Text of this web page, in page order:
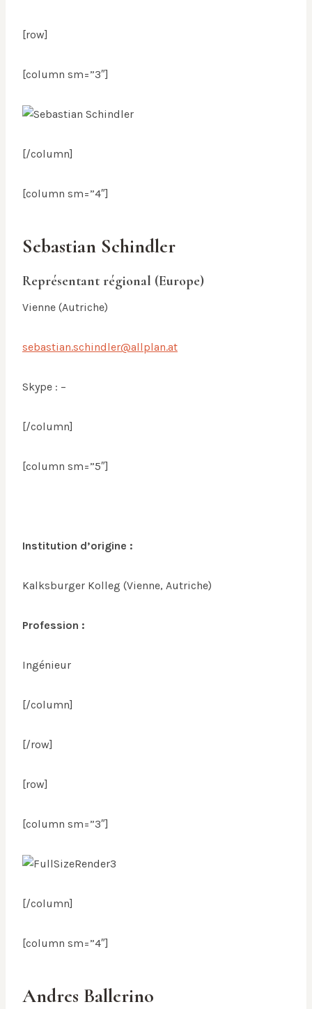
[row]
[column sm=”3″]
[/column]
[column sm=”4″]
Sebastian Schindler
Représentant régional (Europe)
Vienne (Autriche)
sebastian.schindler@allplan.at
Skype : –
[/column]
[column sm=”5″]
Institution d’origine :
Kalksburger Kolleg (Vienne, Autriche)
Profession :
Ingénieur
[/column]
[/row]
[row]
[column sm=”3″]
[/column]
[column sm=”4″]
Andres Ballerino